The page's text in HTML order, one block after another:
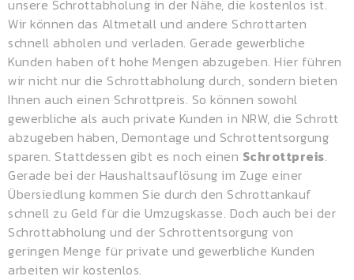
unsere Schrottabholung in der Nähe, die kostenlos ist.
Wir können das Altmetall und andere Schrottarten
schnell abholen und verladen. Gerade gewerbliche
Kunden haben oft hohe Mengen abzugeben. Hier führen
wir nicht nur die Schrottabholung durch, sondern bieten
Ihnen auch einen Schrottpreis. So können sowohl
gewerbliche als auch private Kunden in NRW, die Schrott
abzugeben haben, Demontage und Schrottentsorgung
sparen. Stattdessen gibt es noch einen Schrottpreis.
Gerade bei der Haushaltsauflösung im Zuge einer
Übersiedlung kommen Sie durch den Schrottankauf
schnell zu Geld für die Umzugskasse. Doch auch bei der
Schrottabholung und der Schrottentsorgung von
geringen Menge für private und gewerbliche Kunden
arbeiten wir kostenlos.